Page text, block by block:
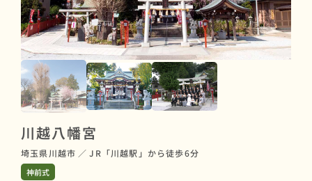
川越八幡宮
埼玉県川越市 ／ JR「川越駅」から徒歩6分
神前式